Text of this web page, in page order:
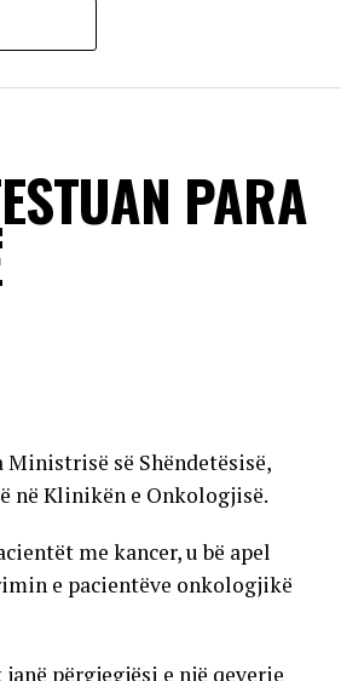
që mbartin virusin. Këto
të ngjashme me gripin. Më
neurologjike.
kronike dhe individëve
ende dhe se raste
PARA
së Shëndetësisë,
në Klinikën e Onkologjisë.
me kancer, u bë apel
e pacientëve onkologjikë
përgjegjësi e një qeverie